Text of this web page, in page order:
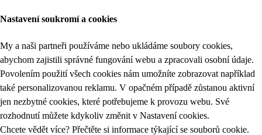
Nastavení soukromí a cookies
My a naši partneři používáme nebo ukládáme soubory cookies,
abychom zajistili správné fungování webu a zpracovali osobní údaje.
Povolením použití všech cookies nám umožníte zobrazovat například
také personalizovanou reklamu. V opačném případě zůstanou aktivní
jen nezbytné cookies, které potřebujeme k provozu webu. Své
rozhodnutí můžete kdykoliv změnit v Nastavení cookies.
Chcete vědět více? Přečtěte si informace týkající se souborů cookie.